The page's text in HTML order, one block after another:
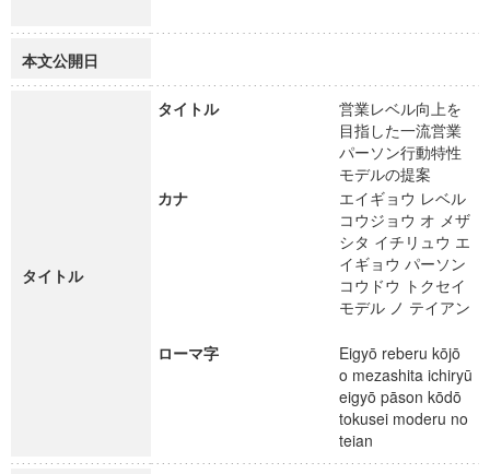
本文公開日
タイトル
タイトル
営業レベル向上を
目指した一流営業
パーソン行動特性
モデルの提案
カナ
エイギョウ レベル
コウジョウ オ メザ
シタ イチリュウ エ
イギョウ パーソン
コウドウ トクセイ
モデル ノ テイアン
ローマ字
Eigyō reberu kōjō
o mezashita ichiryū
eigyō pāson kōdō
tokusei moderu no
teian